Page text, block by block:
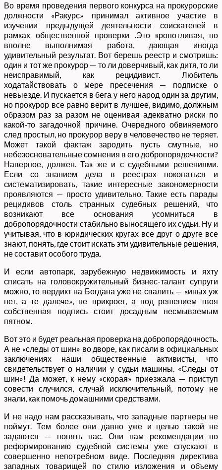
Во время проведения первого конкурса на прокурорские
должности «Ракурс» принимал активное участие в
изучении предыдущей деятельности соискателей в
рамках общественной проверки .Это кропотливая, но
вполне выполнимая работа, дающая иногда
удивительный результат. Вот берешь реестр и смотришь:
один и тот же прокурор — то ли доверчивый, как дитя, то ли
неисправимый, как рецидивист. Любитель
ходатайствовать о мере пресечения — подписке о
невыезде. И пускается в бега у него народ один за другим,
но прокурор все равно верит в лучшее, видимо, должным
образом раз за разом не оценивая адекватно риски по
какой-то загадочной причине. Очередного обвиняемого
след простыл, но прокурор веру в человечество не теряет.
Может такой фактаж зародить пусть смутные, но
небезосновательные сомнения в его добропорядочности?
Наверное, должен. Так же и с судебными решениями.
Если со знанием дела в реестрах покопаться и
систематизировать, такие интересные закономерности
проявляются — просто удивительно. Такие есть парады
рецидивов столь странных судебных решений, что
возникают все основания усомниться в
добропорядочности стабильно выносящего их судьи. Ну и
учитывая, что в юридических кругах все друг о друге все
знают, понять, где стоит искать эти удивительные решения,
не составит особого труда.
И если автопарк, зарубежную недвижимость и яхту
списать на головокружительный бизнес-талант супруги
можно, то вердикт на Богдана уже не свалить — «иных уж
нет, а те далече», не прикроет, а под решением твоя
собственная подпись стоит досадным несмываемым
пятном.
Вот это и будет реальная проверка на добропорядочность.
А не «следы от шин» во дворе, как писали в официальных
заключениях наши общественные активисты, что
свидетельствует о наличии у судьи машины. «Следы от
шин»! Да может, к нему «скорая» приезжала — приступ
совести случился, случай исключительный, потому не
знали, как помочь домашними средствами.
И не надо нам рассказывать, что западные партнеры не
поймут. Тем более они давно уже и целью такой не
задаются — понять нас. Они нам рекомендации по
реформированию судебной системы уже спускают в
совершенно непотребном виде. Последняя директива
западных товарищей по стилю изложения и объему